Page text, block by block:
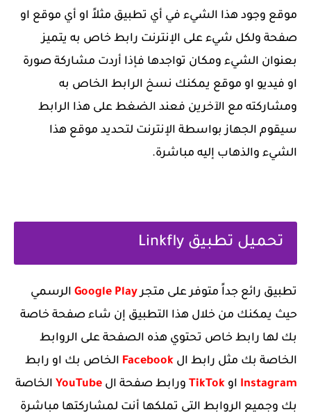
موقع وجود هذا الشيء في أي تطبيق مثلاً او أي موقع او
صفحة ولكل شيء على الإنترنت رابط خاص به يتميز
بعنوان الشيء ومكان تواجدها فإذا أردت مشاركة صورة
او فيديو او موقع يمكنك نسخ الرابط الخاص به
ومشاركته مع الآخرين فعند الضغط على هذا الرابط
سيقوم الجهاز بواسطة الإنترنت لتحديد موقع هذا
الشيء والذهاب إليه مباشرة.
‏تحميل تطبيق Linkfly
‏تطبيق رائع جداً متوفر على متجرGoogle Play الرسمي
حيث يمكنك من خلال هذا التطبيق إن شاء صفحة خاصة
بك لها رابط خاص تحتوي هذه الصفحة على الروابط
الخاصة بك مثل رابط ال Facebook الخاص بك او رابط
Instagram او TikTok ورابط صفحة ال YouTube الخاصة
بك وجميع الروابط التي تملكها أنت لمشاركتها مباشرة